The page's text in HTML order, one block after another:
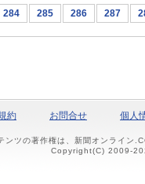
284 285 286 287
約 お問合せ 個人
ツの著作権は、新聞オンライン
Copyright(C) 2009-